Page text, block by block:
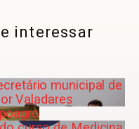
interessar
municipal de
Valadares